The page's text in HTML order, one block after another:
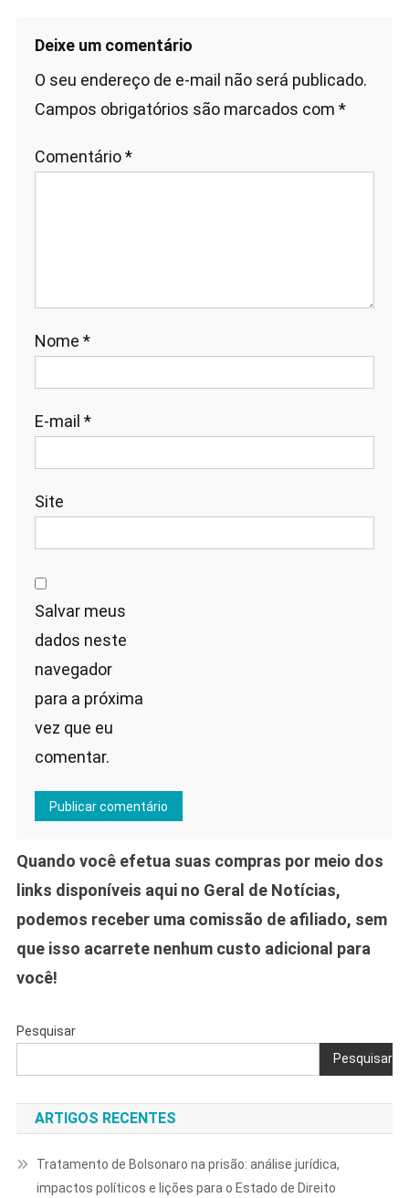
Deixe um comentário
O seu endereço de e-mail não será publicado.
Campos obrigatórios são marcados com *
Comentário*
Nome *
E-mail *
Site
Salvar meus
dados neste
navegador
para a próxima
vez que eu
comentar.
Quando você efetua suas compras por meio dos
links disponíveis aqui no Geral de Notícias,
podemos receber uma comissão de afiliado, sem
que isso acarrete nenhum custo adicional para
você!
Pesquisar
Pesquisar
ARTIGOS RECENTES
Tratamento de Bolsonaro na prisão: análise jurídica,
impactos políticos e lições para o Estado de Direito